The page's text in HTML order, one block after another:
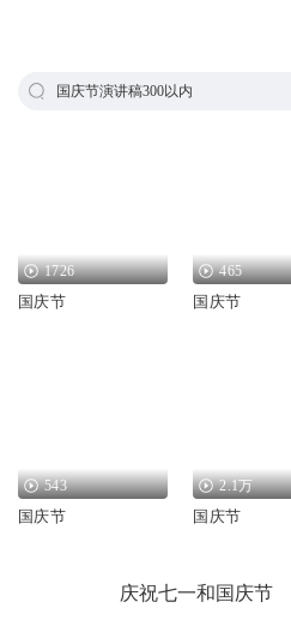
国庆节演讲稿300以内
1726
国庆节
465
国庆节
543
国庆节
2.1万
国庆节
庆祝七一和国庆节